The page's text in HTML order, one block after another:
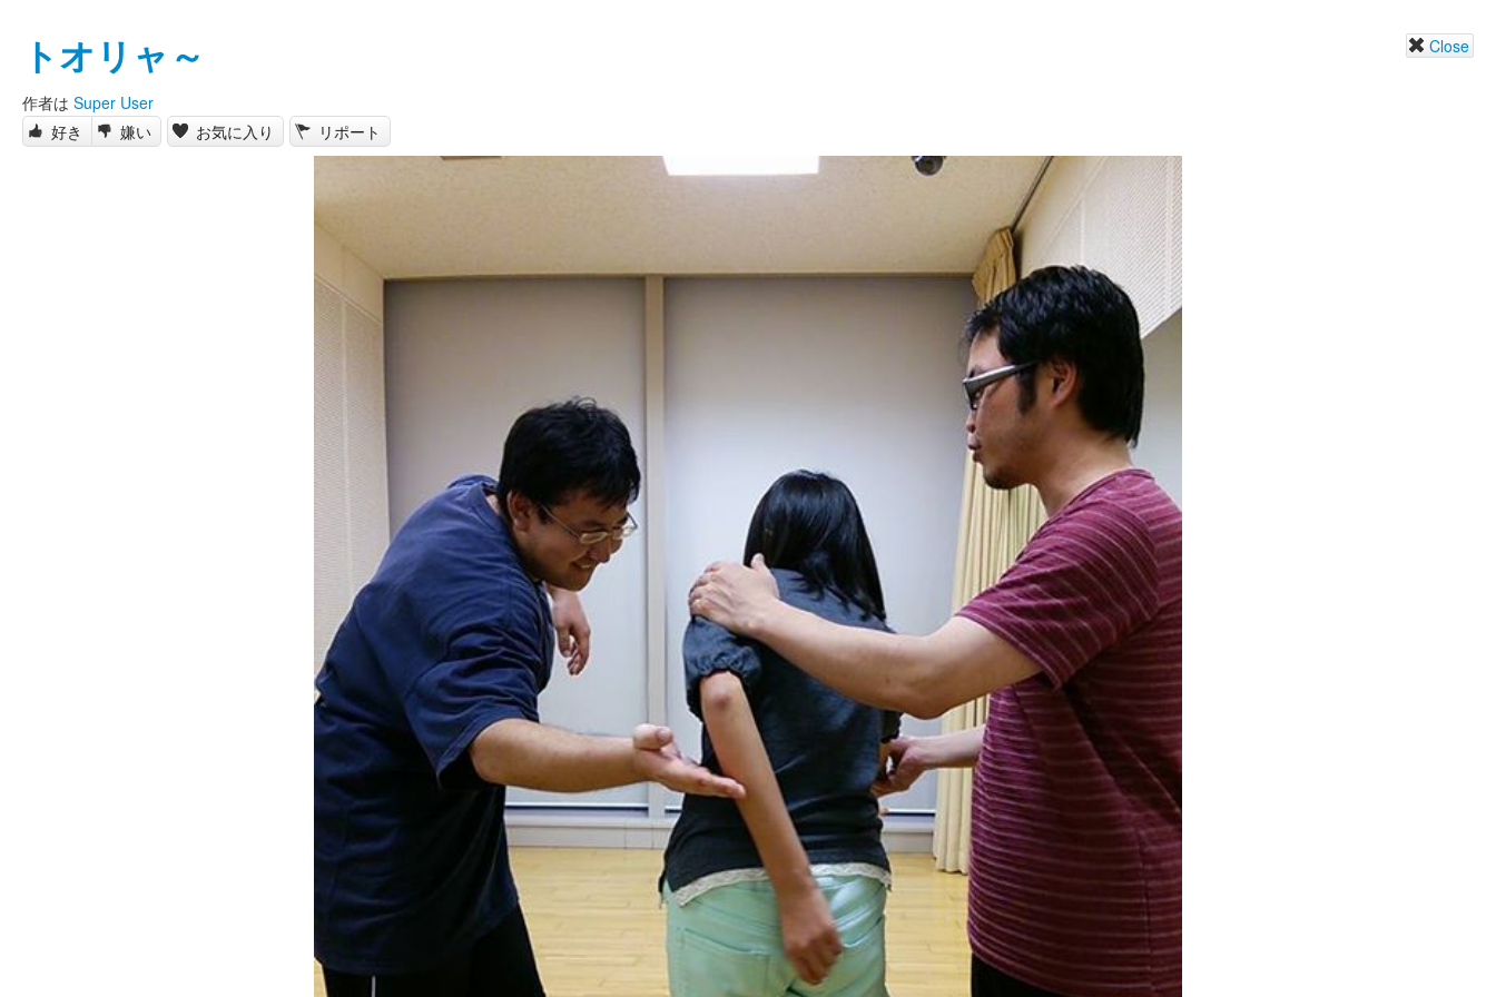
Close
トオリャ～
作者は Super User
好き
嫌い お気に入り リポート